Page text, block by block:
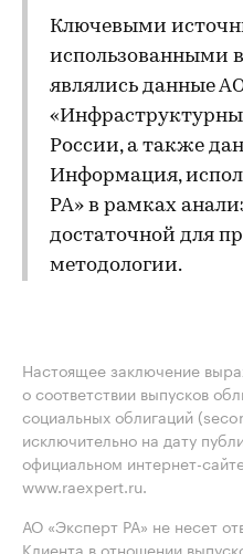
Ключевыми
использованными
являлись данные
России, а также
Информация,
РА» в рамках
достаточной для
методологии.
Настоящее заключение
о соответствии выпусков
социальных облигаций
исключительно на дату
официальном интернет-
www.raexpert.ru.
АО «Эксперт РА» не несет
Клиента в отношении